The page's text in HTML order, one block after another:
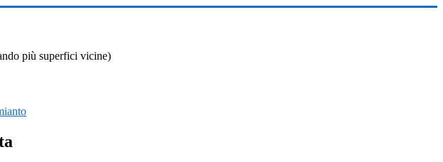
più superfici vicine)